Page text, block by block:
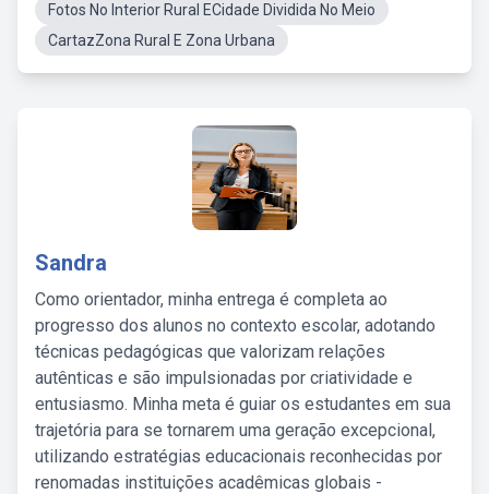
Fotos No Interior Rural ECidade Dividida No Meio
CartazZona Rural E Zona Urbana
Sandra
Como orientador, minha entrega é completa ao
progresso dos alunos no contexto escolar, adotando
técnicas pedagógicas que valorizam relações
autênticas e são impulsionadas por criatividade e
entusiasmo. Minha meta é guiar os estudantes em sua
trajetória para se tornarem uma geração excepcional,
utilizando estratégias educacionais reconhecidas por
renomadas instituições acadêmicas globais -